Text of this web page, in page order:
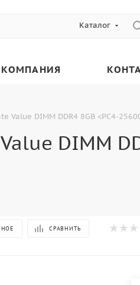
Каталог
КОМПАНИЯ
Value DIMM DDR4 8GB <PC4-
DIMM
СРАВНИТЬ